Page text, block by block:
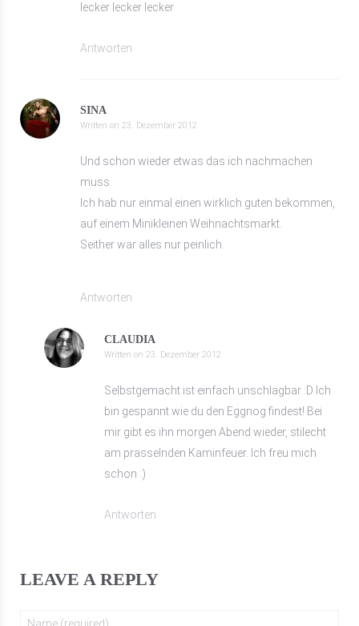
lecker lecker lecker
Antworten
SINA
Written on 23. Dezember 2012
Und schon wieder etwas das ich nachmachen
muss.
Ich hab nur einmal einen wirklich guten bekommen,
auf einem Minikleinen Weihnachtsmarkt.
Seither war alles nur peinlich.
Antworten
CLAUDIA
Written on 23. Dezember 2012
Selbstgemacht ist einfach unschlagbar :D Ich
bin gespannt wie du den Eggnog findest! Bei
mir gibt es ihn morgen Abend wieder, stilecht
am prasselnden Kaminfeuer. Ich freu mich
schon :)
Antworten
LEAVE A REPLY